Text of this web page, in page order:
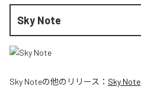
Sky Note
Sky Noteの他のリリース： Sky Note